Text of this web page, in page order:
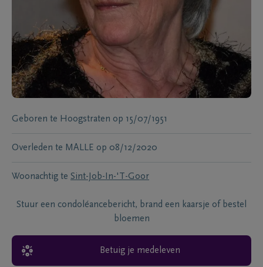
Geboren te Hoogstraten op 15/07/1951
Overleden te MALLE op 08/12/2020
Woonachtig te Sint-Job-In-'T-Goor
Stuur een condoléancebericht, brand een kaarsje of bestel
bloemen
Betuig je medeleven